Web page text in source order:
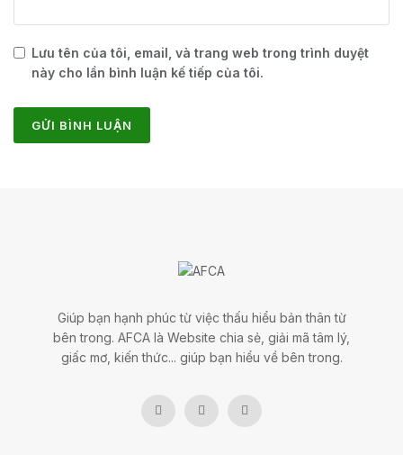
Lưu tên của tôi, email, và trang web trong trình duyệt
này cho lần bình luận kế tiếp của tôi.
Giúp bạn hạnh phúc từ việc thấu hiểu bản thân từ
bên trong. AFCA là Website chia sẻ, giải mã tâm lý,
giấc mơ, kiến thức... giúp bạn hiểu về bên trong.